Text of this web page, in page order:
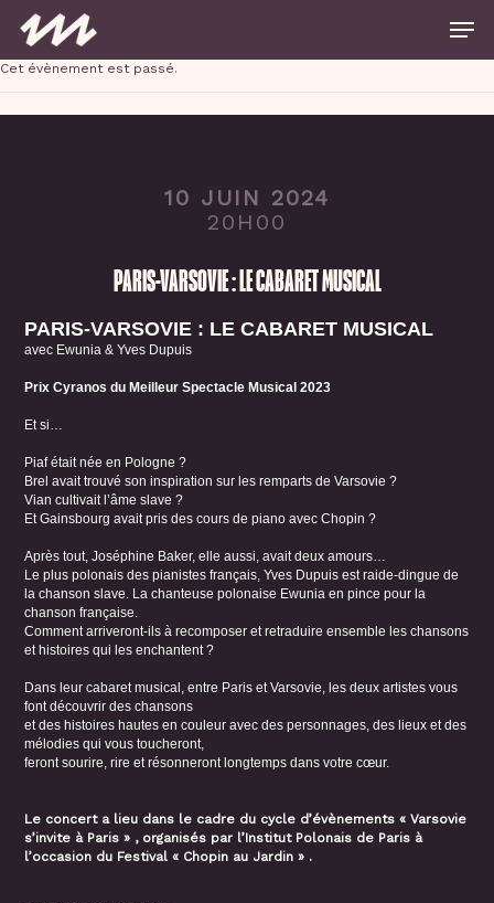
main
content
Cet évènement est passé.
10 JUIN 2024
20H00
PARIS-VARSOVIE : LE CABARET MUSICAL
PARIS-VARSOVIE : LE CABARET MUSICAL
avec Ewunia & Yves Dupuis
Prix Cyranos du Meilleur Spectacle Musical 2023
Et si…
Piaf était née en Pologne ?
Brel avait trouvé son inspiration sur les remparts de Varsovie ?
Vian cultivait l’âme slave ?
Et Gainsbourg avait pris des cours de piano avec Chopin ?
Après tout, Joséphine Baker, elle aussi, avait deux amours…
Le plus polonais des pianistes français, Yves Dupuis est raide-dingue de
la chanson slave. La chanteuse polonaise Ewunia en pince pour la
chanson française.
Comment arriveront-ils à recomposer et retraduire ensemble les chansons
et histoires qui les enchantent ?
Dans leur cabaret musical, entre Paris et Varsovie, les deux artistes vous
font découvrir des chansons
et des histoires hautes en couleur avec des personnages, des lieux et des
mélodies qui vous toucheront,
feront sourire, rire et résonneront longtemps dans votre cœur.
Le concert a lieu dans le cadre du cycle d’évènements « Varsovie
s’invite à Paris » , organisés par l’Institut Polonais de Paris à
l’occasion du Festival « Chopin au Jardin » .
Close